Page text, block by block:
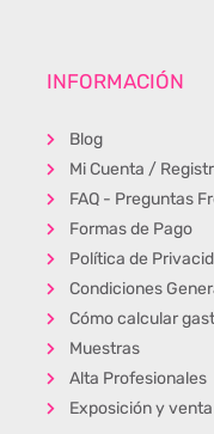
INFORMACIÓN
Blog
Mi Cuenta /
FAQ - Preguntas
Formas de Pago
Política de
Condiciones
Cómo calcular
Muestras
Alta Profesionales
Exposición y venta